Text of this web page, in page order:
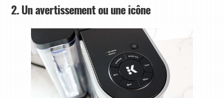
2. Un avertissement ou une icône